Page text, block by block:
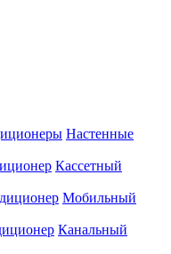
Настенные
Кассетный
Мобильный
Канальный